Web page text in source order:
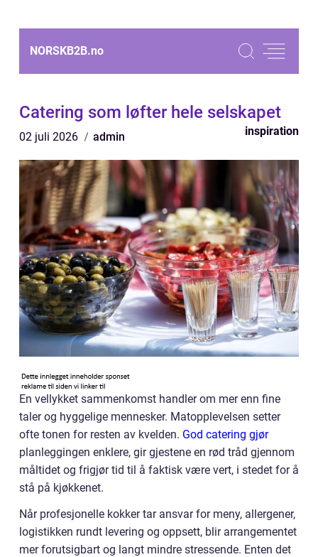
NORSKB2B.no
Catering som løfter hele selskapet
02 juli 2026 admin inspiration
En vellykket sammenkomst handler om mer enn fine
taler og hyggelige mennesker. Matopplevelsen setter
ofte tonen for resten av kvelden. God catering gjør
planleggingen enklere, gir gjestene en rød tråd gjennom
måltidet og frigjør tid til å faktisk være vert, i stedet for å
stå på kjøkkenet.
Når profesjonelle kokker tar ansvar for meny, allergener,
logistikken rundt levering og oppsett, blir arrangementet
mer forutsigbart og langt mindre stressende. Enten det